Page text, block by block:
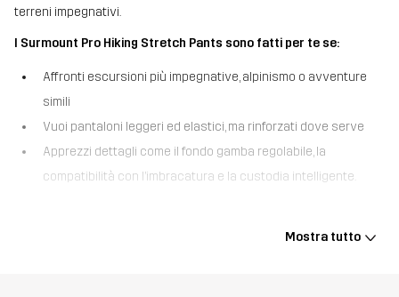
terreni impegnativi.
I Surmount Pro Hiking Stretch Pants sono fatti per te se:
Affronti escursioni più impegnative, alpinismo o avventure
simili
Vuoi pantaloni leggeri ed elastici, ma rinforzati dove serve
Apprezzi dettagli come il fondo gamba regolabile, la
compatibilità con l’imbracatura e la custodia intelligente.
traspiranti, simili a softshell, realizzati in un tessuto leggero ma
Mostra tutto